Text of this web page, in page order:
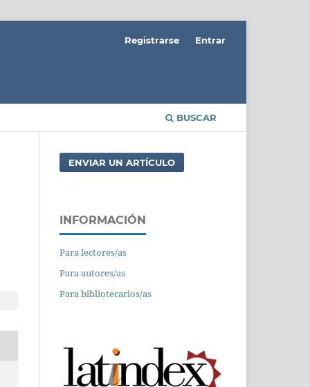
BUSCAR
Registrarse Entrar
ENVIAR UN ARTÍCULO
INFORMACIÓN
Para lectores/as
Para autores/as
Para bibliotecarios/as